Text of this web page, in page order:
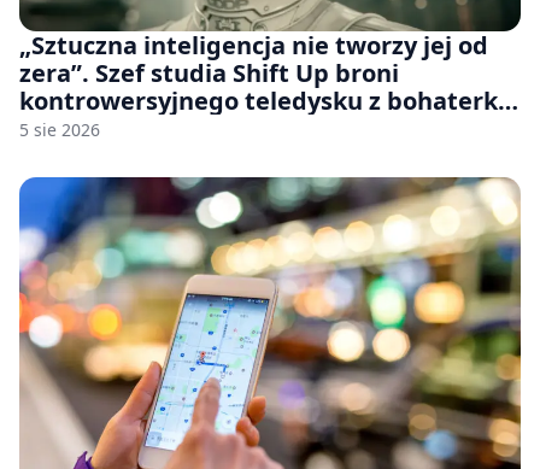
„Sztuczna inteligencja nie tworzy jej od
zera”. Szef studia Shift Up broni
kontrowersyjnego teledysku z bohaterką
Stellar Blade: Blood Rain
5 sie 2026